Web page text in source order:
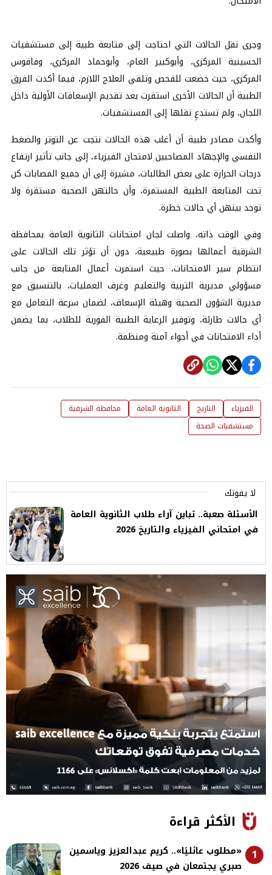
وجرى نقل الحالات التي احتاجت إلى متابعة طبية إلى مستشفيات
الحسينية المركزي، وأبوكبير العام، وأبوحماد المركزي، وفاقوس
المركزي، حيث خضعت للفحص وتلقي العلاج اللازم، فيما أكدت الفرق
الطبية أن الحالات الأخرى استقرت بعد تقديم الإسعافات الأولية داخل
اللجان، ولم تستدعِ نقلها إلى المستشفيات.
وأكدت مصادر طبية أن أغلب هذه الحالات نتجت عن التوتر والضغط
النفسي والإجهاد المصاحبين لامتحان الفيزياء، إلى جانب تأثير ارتفاع
درجات الحرارة على بعض الطالبات، مشيرة إلى أن جميع المصابات كن
تحت المتابعة الطبية المستمرة، وأن حالتهن الصحية مستقرة ولا
توجد بينهن أي حالات خطرة.
وفي الوقت ذاته، واصلت لجان امتحانات الثانوية العامة بمحافظة
الشرقية أعمالها بصورة طبيعية، دون أن تؤثر تلك الحالات على
انتظام سير الامتحانات، حيث استمرت أعمال المتابعة من جانب
مسؤولي مديرية التربية والتعليم وغرف العمليات، بالتنسيق مع
مديرية الشؤون الصحية وهيئة الإسعاف، لضمان سرعة التعامل مع
أي حالات طارئة، وتوفير الرعاية الطبية الفورية للطلاب، بما يضمن
أداء الامتحانات في أجواء آمنة ومنظمة.
الفيزياء التاريخ الثانوية العامة
محافظة الشرقية
مستشفيات الصحة
لا يفوتك
الأسئلة صعبة.. تباين آراء طلاب الثانوية العامة
في امتحاني الفيزياء والتاريخ 2026
الأكثر قراءة
1
«مطلوب عائليًا».. كريم عبدالعزيز وياسمين
صبري يجتمعان في صيف 2026